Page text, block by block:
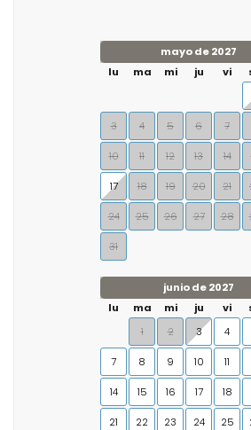
mayo de 2027
lu
ma mi ju vi
3 4 5 6 7
10 11 12 13 14
17 18 19 20 21
24 25 26 27 28
31
junio de 2027
lu
ma mi ju vi
1
2 3 4
7 8 9 10 11
14 15 16 17 18
21 22 23 24 25